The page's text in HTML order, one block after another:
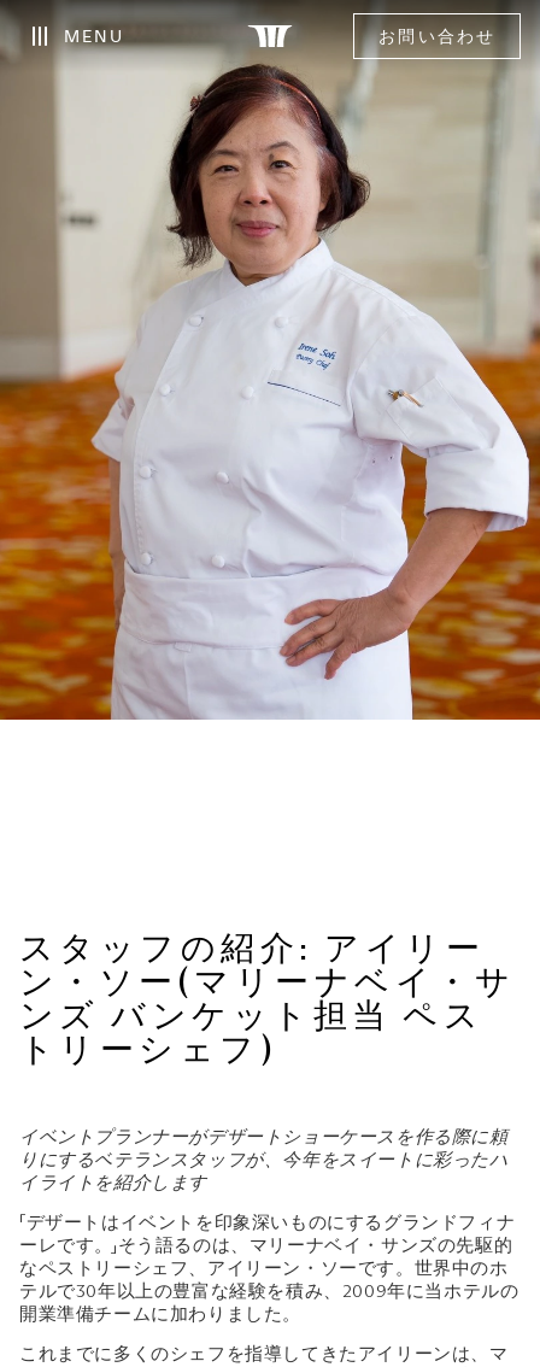
MENU お問い合わせ
スタッフの紹介: アイリー
ン・ソー(マリーナベイ・サ
ンズ バンケット担当 ペス
トリーシェフ)
イベントプランナーがデザートショーケースを作る際に頼
りにするベテランスタッフが、今年をスイートに彩ったハ
イライトを紹介します
「デザートはイベントを印象深いものにするグランドフィナ
ーレです。」そう語るのは、マリーナベイ・サンズの先駆的
なペストリーシェフ、アイリーン・ソーです。世界中のホ
テルで30年以上の豊富な経験を積み、2009年に当ホテルの
開業準備チームに加わりました。
これまでに多くのシェフを指導してきたアイリーンは、マ